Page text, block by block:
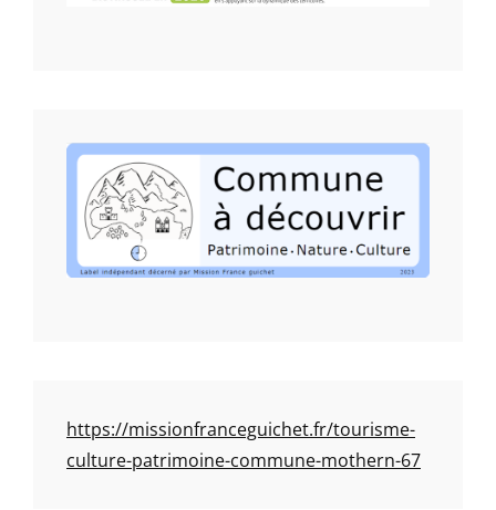
https://missionfranceguichet.fr/tourisme-
culture-patrimoine-commune-mothern-67